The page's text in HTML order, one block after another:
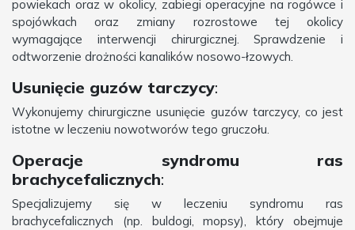
powiekach oraz w okolicy, zabiegi operacyjne na rogówce i
spojówkach oraz zmiany rozrostowe tej okolicy
wymagające interwencji chirurgicznej. Sprawdzenie i
odtworzenie drożności kanalików nosowo-łzowych.
Usunięcie guzów tarczycy:
Wykonujemy chirurgiczne usunięcie guzów tarczycy, co jest
istotne w leczeniu nowotworów tego gruczołu.
Operacje syndromu ras
brachycefalicznych:
Specjalizujemy się w leczeniu syndromu ras
brachycefalicznych (np. buldogi, mopsy), który obejmuje